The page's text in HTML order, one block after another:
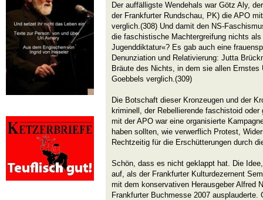
Der auffälligste Wendehals war Götz Aly,
der Frankfurter Rundschau, PK) die APO
verglich.(308) Und damit den NS-
die faschistische Machtergreifung nichts
Jugenddiktatur«? Es gab auch eine
Denunziation und Relativierung: Jutta
Bräute des Nichts, in dem sie allen Ernstes
Goebbels verglich.(309)
Die Botschaft dieser Kronzeugen und der
kriminell, der Rebellierende faschistoid
mit der APO war eine organisierte
haben sollten, wie verwerflich Protest,
Rechtzeitig für die Erschütterungen durch
Schön, dass es nicht geklappt hat. Die
auf, als der Frankfurter Kulturdezernent
mit dem konservativen Herausgeber Alfred
Frankfurter Buchmesse 2007 ausplauderte.